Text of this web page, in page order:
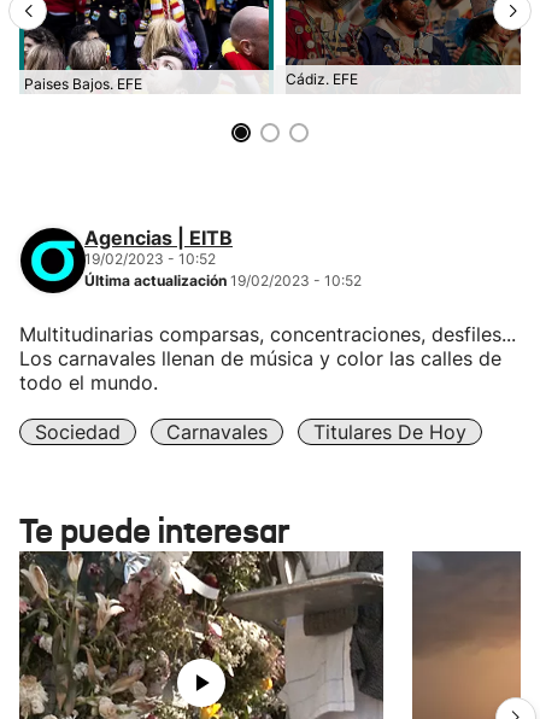
Paises Bajos. EFE Cádiz. EFE
Agencias | EITB
19/02/2023 - 10:52
Última actualización 19/02/2023 - 10:52
Multitudinarias comparsas, concentraciones, desfiles...
Los carnavales llenan de música y color las calles de
todo el mundo.
Sociedad Carnavales Titulares De Hoy
Te puede interesar